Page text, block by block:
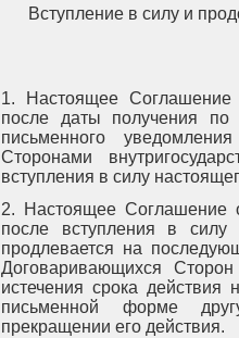
Вступление в силу и
1. Настоящее Соглашение
после даты получения по
письменного
Сторонами
вступления в силу
2. Настоящее Соглашение
после вступления в силу
продлевается на
Договаривающихся
истечения срока
письменной форме
прекращении его действия.